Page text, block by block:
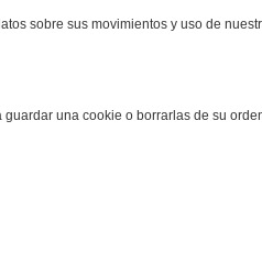
sobre sus movimientos y uso de
una cookie o borrarlas de su